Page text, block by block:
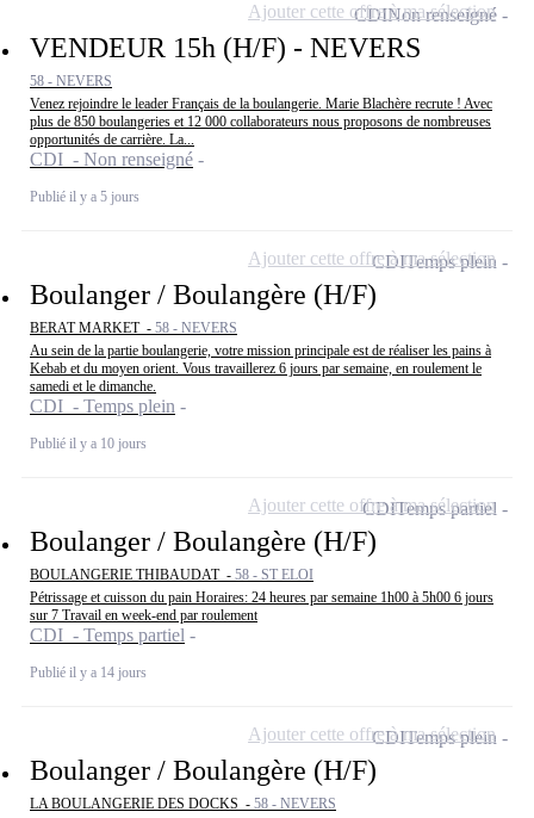
VENDEUR 15h (H/F) - NEVERS
58 - NEVERS
Venez rejoindre le leader Français de la boulangerie. Marie Blachère recrute ! Avec
plus de 850 boulangeries et 12 000 collaborateurs nous proposons de nombreuses
opportunités de carrière. La...
CDI - Non renseigné
Publié il y a 5 jours
CDINon renseigné
Ajouter cette offre à ma sélection
Boulanger / Boulangère (H/F)
BERAT MARKET - 58 - NEVERS
Au sein de la partie boulangerie, votre mission principale est de réaliser les pains à
Kebab et du moyen orient. Vous travaillerez 6 jours par semaine, en roulement le
samedi et le dimanche.
CDI - Temps plein
Publié il y a 10 jours
CDITemps plein
Ajouter cette offre à ma sélection
Boulanger / Boulangère (H/F)
BOULANGERIE THIBAUDAT - 58 - ST ELOI
Pétrissage et cuisson du pain Horaires: 24 heures par semaine 1h00 à 5h00 6 jours
sur 7 Travail en week-end par roulement
CDI - Temps partiel
Publié il y a 14 jours
CDITemps partiel
Ajouter cette offre à ma sélection
Boulanger / Boulangère (H/F)
LA BOULANGERIE DES DOCKS - 58 - NEVERS
CDITemps plein
Ajouter cette offre à ma sélection